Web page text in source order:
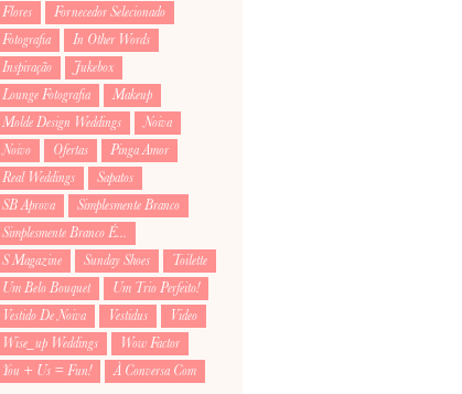
Flores
Fornecedor Selecionado
Fotografia
In Other Words
Inspiração
Jukebox
Lounge Fotografia
Makeup
Molde Design Weddings
Noiva
Noivo
Ofertas
Pinga Amor
Real Weddings
Sapatos
SB Aprova
Simplesmente Branco
Simplesmente Branco É...
S Magazine
Sunday Shoes
Toilette
Um Belo Bouquet
Um Trio Perfeito!
Vestido De Noiva
Vestidus
Video
Wise_up Weddings
Wow Factor
You + Us = Fun!
À Conversa Com